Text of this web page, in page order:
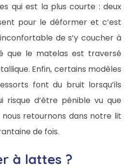
qui est la plus courte : deux
pour le déformer et c’est
de s’y coucher à
que le matelas est traversé
Enfin, certains modèles
font du bruit lorsqu’ils
risque d’être pénible vu que
nous retournons dans notre lit
de fois.
à lattes ?